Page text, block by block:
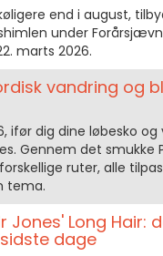
end i august,
under
marts 2026.
vandring og
ifør dig dine løbesko
Gennem det
ruter, alle
tema.
Jones' Long
sidste dage